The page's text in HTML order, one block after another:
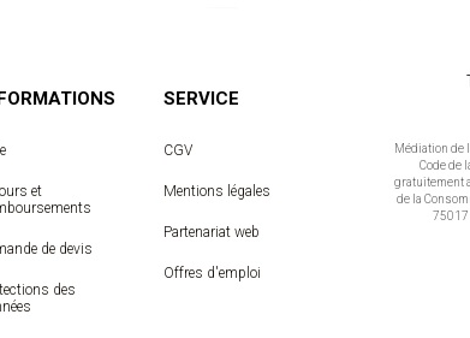
et
de devis
des
SERVICE
CGV
Mentions légales
Partenariat web
Offres d'emploi
Médiation de
Code de
gratuitement
de la
75017